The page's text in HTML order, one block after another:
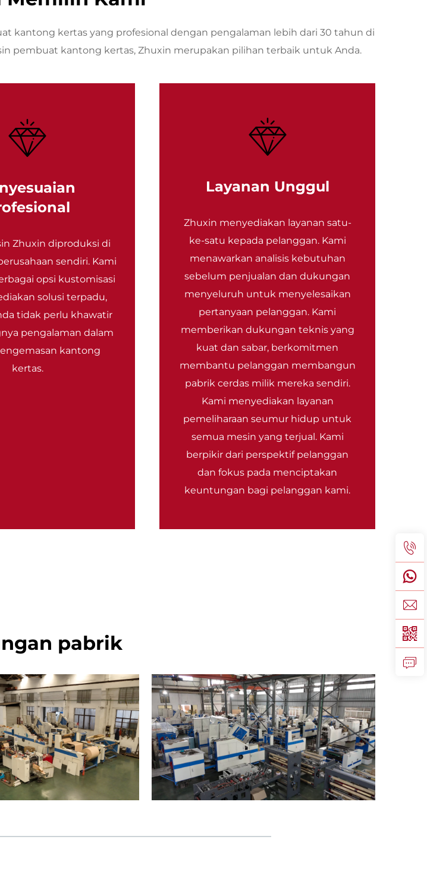
kantong kertas yang profesional dengan pengalaman lebih dari 30 tahun di
pembuat kantong kertas, Zhuxin merupakan pilihan terbaik untuk Anda.
Zhuxin diproduksi di
sendiri. Kami
opsi kustomisasi
solusi terpadu,
tidak perlu khawatir
pengalaman dalam
kantong
kertas.
Layanan Unggul
Zhuxin menyediakan layanan satu-
ke-satu kepada pelanggan. Kami
menawarkan analisis kebutuhan
sebelum penjualan dan dukungan
menyeluruh untuk menyelesaikan
pertanyaan pelanggan. Kami
memberikan dukungan teknis yang
kuat dan sabar, berkomitmen
membantu pelanggan membangun
pabrik cerdas milik mereka sendiri.
Kami menyediakan layanan
pemeliharaan seumur hidup untuk
semua mesin yang terjual. Kami
berpikir dari perspektif pelanggan
dan fokus pada menciptakan
keuntungan bagi pelanggan kami.
pabrik